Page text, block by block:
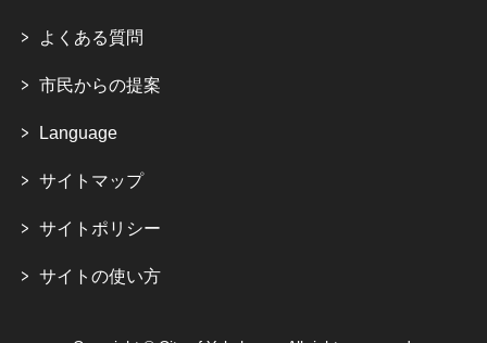
よくある質問
市民からの提案
Language
サイトマップ
サイトポリシー
サイトの使い方